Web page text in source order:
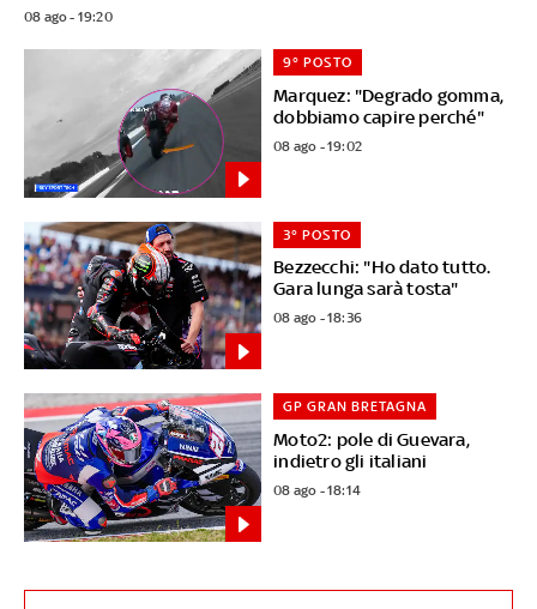
08 ago - 19:20
Marquez: "Degrado gomma,
dobbiamo capire perché"
9° POSTO
08 ago - 19:02
Bezzecchi: "Ho dato tutto.
Gara lunga sarà tosta"
3° POSTO
08 ago - 18:36
Moto2: pole di Guevara,
indietro gli italiani
GP GRAN BRETAGNA
08 ago - 18:14